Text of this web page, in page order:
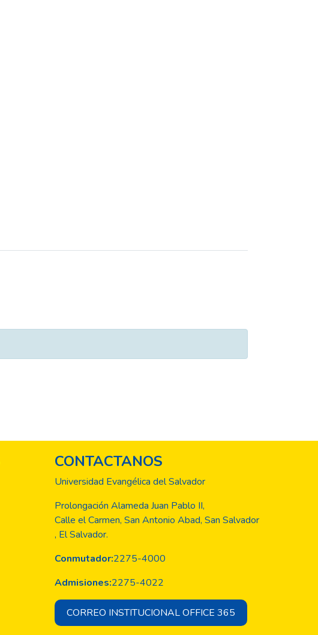
CONTACTANOS
Universidad Evangélica del Salvador
Prolongación Alameda Juan Pablo II,
Calle el Carmen, San Antonio Abad, San Salvador
, El Salvador.
Conmutador:2275-4000
Admisiones:2275-4022
CORREO INSTITUCIONAL OFFICE 365